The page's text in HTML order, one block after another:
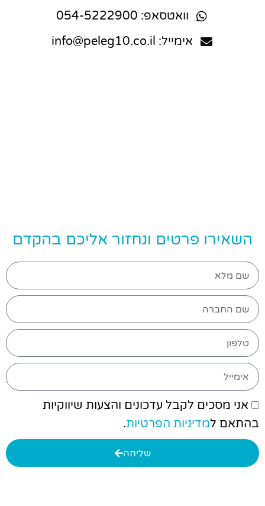
וואטסאפ: 054-5222900
אימייל: info@peleg10.co.il
השאירו פרטים ונחזור אליכם בהקדם
אני מסכים לקבל עדכונים והצעות שיווקיות
בהתאם למדיניות הפרטיות.
שליחה